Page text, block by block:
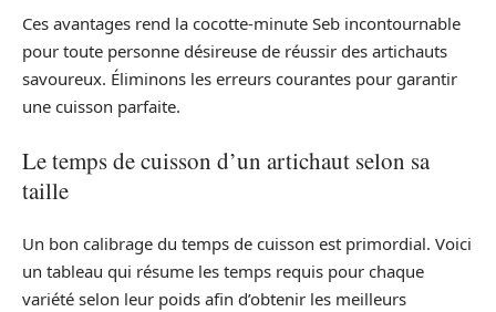
Ces avantages rend la cocotte-minute Seb incontournable
pour toute personne désireuse de réussir des artichauts
savoureux. Éliminons les erreurs courantes pour garantir
une cuisson parfaite.
Le temps de cuisson d’un artichaut selon sa
taille
Un bon calibrage du temps de cuisson est primordial. Voici
un tableau qui résume les temps requis pour chaque
variété selon leur poids afin d’obtenir les meilleurs